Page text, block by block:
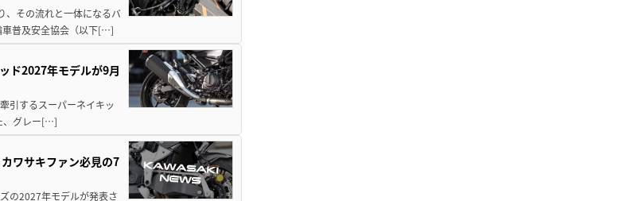
、その流れと一体になるバ
車普及安全協会（以下[…]
ド2027年モデルが9月
引するスーパーネイキッ
、グレー[…]
ワサキファン必見の7
の2027年モデルが発表さ